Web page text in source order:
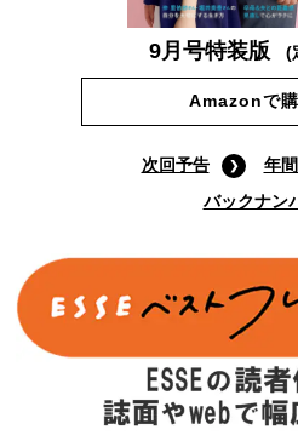
9月号特装版 (
Amazonで
次回予告
年
バックナン